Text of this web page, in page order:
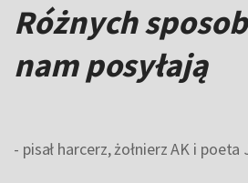
Różnych
nam posyłają
- pisał harcerz, żołnierz AK i